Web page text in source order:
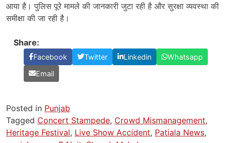
आया है। पुलिस पूरे मामले की जानकारी जुटा रही है और सुरक्षा व्यवस्था की
समीक्षा की जा रही है।
Share:
Facebook Twitter Linkedin
Whatsapp
Email
Posted in Punjab
Tagged Concert Stampede, Crowd Mismanagement,
Heritage Festival, Live Show Accident, Patiala News,